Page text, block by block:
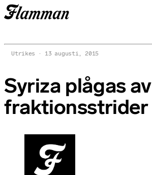
Utrikes 13 augusti, 2015
Syriza plågas av
fraktionsstrider